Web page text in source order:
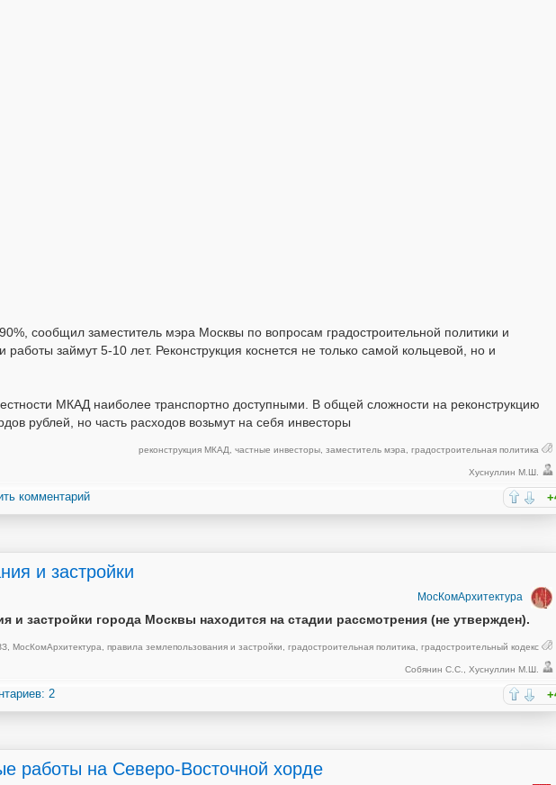
сообщил заместитель мэра Москвы по вопросам градостроительной политики и
займут 5-10 лет. Реконструкция коснется не только самой кольцевой, но и
МКАД наиболее транспортно доступными. В общей сложности на реконструкцию
рублей, но часть расходов возьмут на себя инвесторы
реконструкция МКАД частные инвесторы заместитель мэра градостроительная политика
Хуснуллин М.Ш.
комментарий
и застройки
МосКомАрхитектура
и застройки города Москвы находится на стадии рассмотрения (не утвержден).
МосКомАрхитектура правила землепользования и застройки градостроительная политика градостроительный кодекс
Собянин С.С. Хуснуллин М.Ш.
2
работы на Северо-Восточной хорде